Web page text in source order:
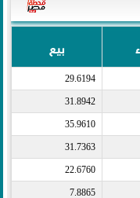
بيع
29.6194
31.8942
35.9610
31.7363
22.6760
7.8865